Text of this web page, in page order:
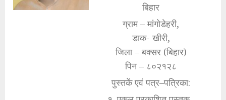
बिहार
ग्राम – मांगोडेहरी,
डाक- खीरी,
जिला – बक्सर (बिहार)
पिन – ८०२१२८
पुस्तकें एवं पत्र–पत्रिका: